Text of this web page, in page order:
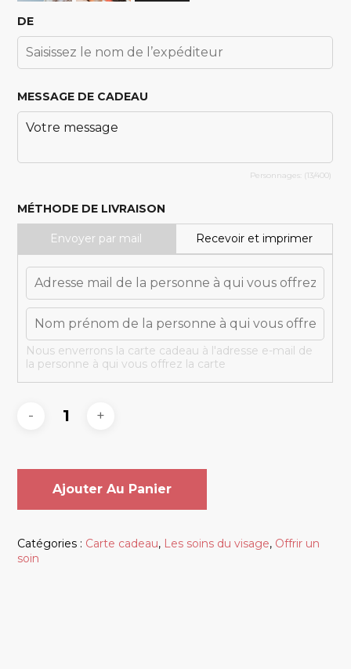
DE
MESSAGE DE CADEAU
Personnages: (13/400)
MÉTHODE DE LIVRAISON
Envoyer par mail Recevoir et imprimer
Nous enverrons la carte cadeau à l'adresse e-mail de
la personne à qui vous offrez la carte
Ajouter Au Panier
Catégories : Carte cadeau, Les soins du visage, Offrir un
soin